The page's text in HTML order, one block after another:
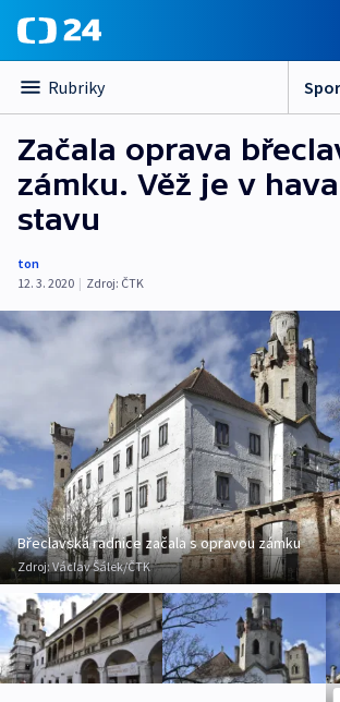
Rubriky
Začala oprava
zámku. Věž je v
stavu
ton
12. 3. 2020 | Zdroj: ČTK
Břeclavská radnice začala s opravou zámku
Zdroj:Václav Šálek/ČTK